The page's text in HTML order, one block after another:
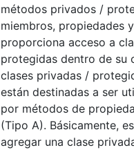
métodos privados /
miembros, propiedades
proporciona acceso a
protegidas dentro de su
clases privadas /
están destinadas a ser
por métodos de
(Tipo A). Básicamente,
agregar una clase